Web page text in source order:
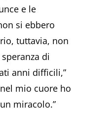
e le
si ebbero
tuttavia, non
di
anni difficili,”
mio cuore ho
miracolo.”